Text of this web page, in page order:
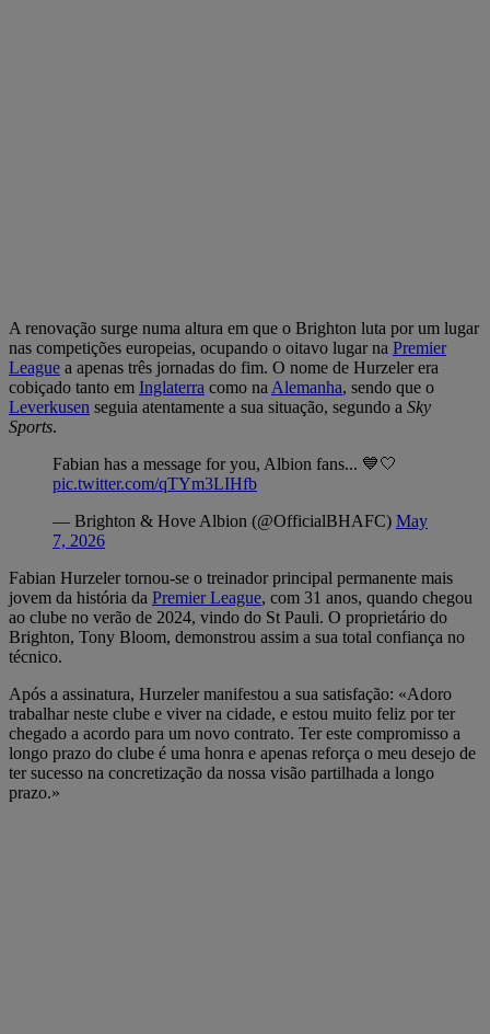
A renovação surge numa altura em que o Brighton luta por um lugar
nas competições europeias, ocupando o oitavo lugar na Premier
League a apenas três jornadas do fim. O nome de Hurzeler era
cobiçado tanto em Inglaterra como na Alemanha, sendo que o
Leverkusen seguia atentamente a sua situação, segundo a Sky
Sports.
Fabian has a message for you, Albion fans... 💙🤍
pic.twitter.com/qTYm3LIHfb
— Brighton & Hove Albion (@OfficialBHAFC) May
7, 2026
Fabian Hurzeler tornou-se o treinador principal permanente mais
jovem da história da Premier League, com 31 anos, quando chegou
ao clube no verão de 2024, vindo do St Pauli. O proprietário do
Brighton, Tony Bloom, demonstrou assim a sua total confiança no
técnico.
Após a assinatura, Hurzeler manifestou a sua satisfação: «Adoro
trabalhar neste clube e viver na cidade, e estou muito feliz por ter
chegado a acordo para um novo contrato. Ter este compromisso a
longo prazo do clube é uma honra e apenas reforça o meu desejo de
ter sucesso na concretização da nossa visão partilhada a longo
prazo.»